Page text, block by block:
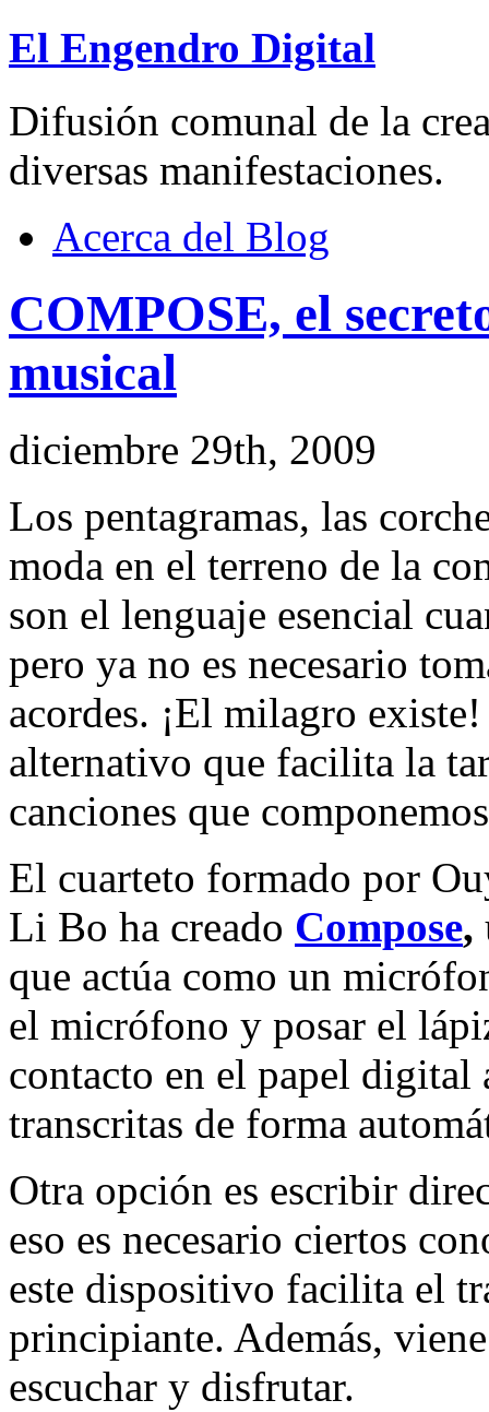
El Engendro Digital
Difusión comunal de la
diversas manifestaciones.
Acerca del Blog
COMPOSE, el
musical
diciembre 29th, 2009
Los pentagramas, las
moda en el terreno de la
son el lenguaje esencial
pero ya no es necesario
acordes. ¡El milagro
alternativo que facilita la
canciones que
El cuarteto formado por
Li Bo ha creado Compose,
que actúa como un
el micrófono y posar el
contacto en el papel digital
transcritas de forma
Otra opción es escribir
eso es necesario ciertos
este dispositivo facilita el
principiante. Además,
escuchar y disfrutar.